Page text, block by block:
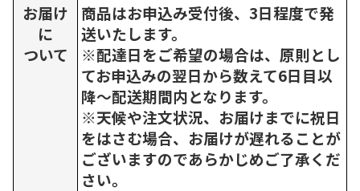
お届け
に
ついて
商品はお申込み受付後、3日程度で発
送いたします。
※配達日をご希望の場合は、原則とし
てお申込みの翌日から数えて6日目以
降～配送期間内となります。
※天候や注文状況、お届けまでに祝日
をはさむ場合、お届けが遅れることが
ございますのであらかじめご了承くだ
さい。